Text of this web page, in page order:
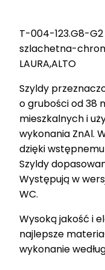
123.G8-
G2
T-004-123.G8-
szlachetna-
LAURA,ALTO
Szyldy
o grubości od 38
mieszkalnych i
wykonania ZnAl.
dzięki
Szyldy
Występują w
WC.
Wysoką jakość i
najlepsze
wykonanie